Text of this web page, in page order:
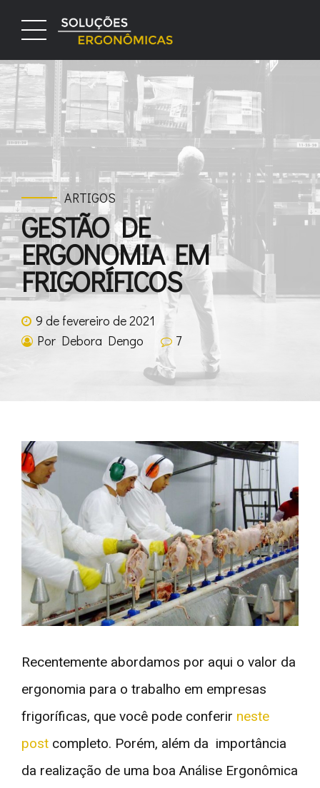
ARTIGOS
GESTÃO DE
ERGONOMIA EM
FRIGORÍFICOS
9 de fevereiro de 2021
Por Debora Dengo
7
Recentemente abordamos por aqui o valor da
ergonomia para o trabalho em empresas
frigoríficas, que você pode conferir neste
post completo. Porém, além da importância
da realização de uma boa Análise Ergonômica